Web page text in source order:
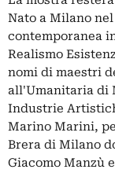
Nato a Milano nel
contemporanea
Realismo
nomi di maestri
all'Umanitaria di
Industrie
Marino Marini,
Brera di Milano
Giacomo Manzù